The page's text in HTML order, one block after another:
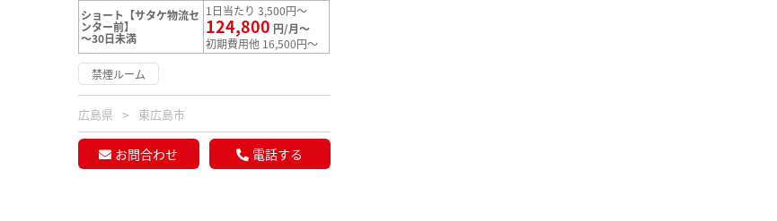
ショート【サタケ物流セ
ンター前】
～30日未満
1日当たり 3,500円～
124,800 円/月～
初期費用他 16,500円～
禁煙ルーム
広島県 東広島市
お問合わせ 電話する